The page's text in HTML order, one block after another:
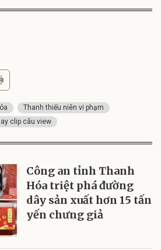
Thanh thiếu niên vi phạm
clip câu view
Công an tỉnh Thanh
Hóa triệt phá đường
dây sản xuất hơn 15 tấn
yến chưng giả